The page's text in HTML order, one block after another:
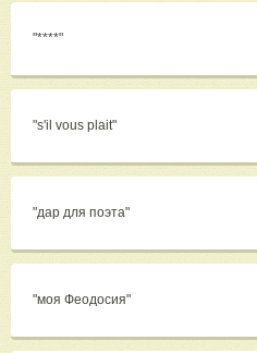
"****"
"s'il vous plait"
"дар для поэта"
"моя Феодосия"